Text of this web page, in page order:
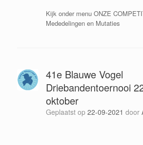
Kijk onder menu ONZE
Mededelingen en Mutaties
41e Blauwe Vogel
Driebandentoernooi
oktober
Geplaatst op 22-09-2021 door